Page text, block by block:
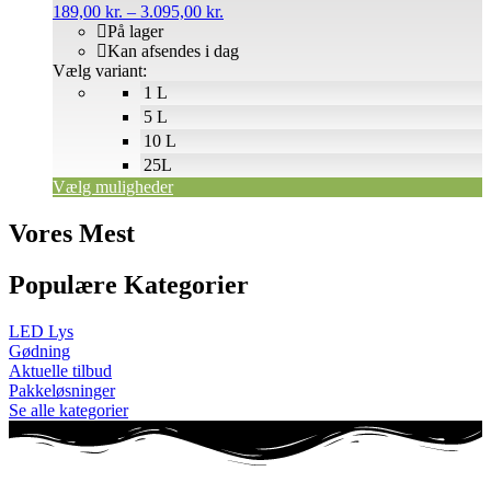
189,00 kr. – 3.095,00 kr.
til
På lager
Kan afsendes i dag
Vælg variant:
Vælg muligheder
Mulighederne
vælges
på
varesiden
1 L
5 L
10 L
25L
Vores Mest
Populære Kategorier
LED Lys
Gødning
Aktuelle tilbud
Pakkeløsninger
Se alle kategorier